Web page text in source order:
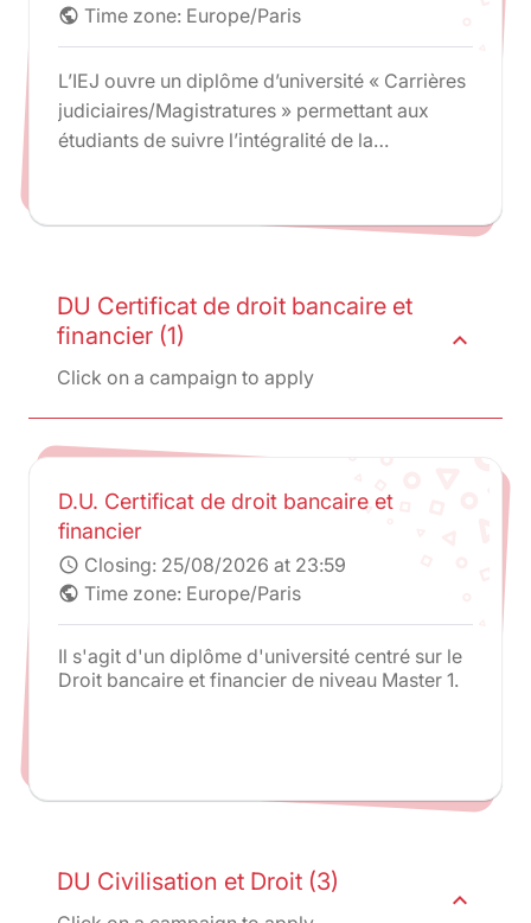
public Time zone: Europe/Paris
L’IEJ ouvre un diplôme d’université « Carrières
judiciaires/Magistratures » permettant aux
étudiants de suivre l’intégralité de la
DU Certificat de droit bancaire et
financier (1)
Click on a campaign to apply
expand_less
D.U. Certificat de droit bancaire et
financier
schedule Closing: 25/08/2026 at 23:59
public Time zone: Europe/Paris
Il s'agit d'un diplôme d'université centré sur le
Droit bancaire et financier de niveau Master 1.
DU Civilisation et Droit (3)
expand_less